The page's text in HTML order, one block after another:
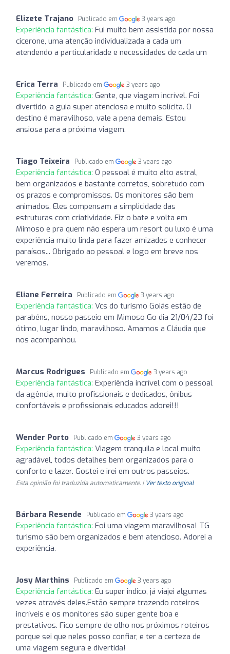
Elizete Trajano Publicado em 3 years ago
Experiência fantástica: Fui muito bem assistida por nossa
cicerone, uma atenção individualizada a cada um
atendendo a particularidade e necessidades de cada um
Erica Terra Publicado em 3 years ago
Experiência fantástica: Gente, que viagem incrível. Foi
divertido, a guia super atenciosa e muito solícita. O
destino é maravilhoso, vale a pena demais. Estou
ansiosa para a próxima viagem.
Tiago Teixeira Publicado em 3 years ago
Experiência fantástica: O pessoal é muito alto astral,
bem organizados e bastante corretos, sobretudo com
os prazos e compromissos. Os monitores são bem
animados. Eles compensam a simplicidade das
estruturas com criatividade. Fiz o bate e volta em
Mimoso e pra quem não espera um resort ou luxo é uma
experiência muito linda para fazer amizades e conhecer
paraísos... Obrigado ao pessoal e logo em breve nos
veremos.
Eliane Ferreira Publicado em 3 years ago
Experiência fantástica: Vcs do turismo Goiás estão de
parabéns, nosso passeio em Mimoso Go dia 21/04/23 foi
ótimo, lugar lindo, maravilhoso. Amamos a Cláudia que
nos acompanhou.
Marcus Rodrigues Publicado em 3 years ago
Experiência fantástica: Experiência incrível com o pessoal
da agência, muito profissionais e dedicados, ônibus
confortáveis e profissionais educados adorei!!!
Wender Porto Publicado em 3 years ago
Experiência fantástica: Viagem tranquila e local muito
agradável, todos detalhes bem organizados para o
conforto e lazer. Gostei e irei em outros passeios.
Esta opinião foi traduzida automaticamente. | Ver texto original
Bárbara Resende Publicado em 3 years ago
Experiência fantástica: Foi uma viagem maravilhosa! TG
turismo são bem organizados e bem atencioso. Adorei a
experiência.
Josy Marthins Publicado em 3 years ago
Experiência fantástica: Eu super indico, já viajei algumas
vezes através deles.Estão sempre trazendo roteiros
incríveis e os monitores são super gente boa e
prestativos. Fico sempre de olho nos próximos roteiros
porque sei que neles posso confiar, e ter a certeza de
uma viagem segura e divertida!